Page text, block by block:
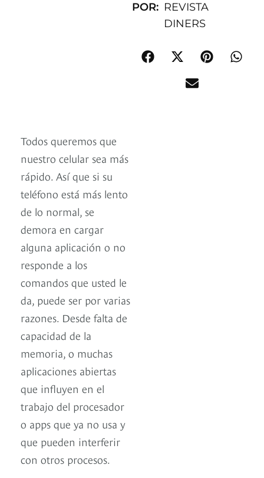
POR: REVISTA
DINERS
Todos queremos que
nuestro celular sea más
rápido. Así que si su
teléfono está más lento
de lo normal, se
demora en cargar
alguna aplicación o no
responde a los
comandos que usted le
da, puede ser por varias
razones. Desde falta de
capacidad de la
memoria, o muchas
aplicaciones abiertas
que influyen en el
trabajo del procesador
o apps que ya no usa y
que pueden interferir
con otros procesos.